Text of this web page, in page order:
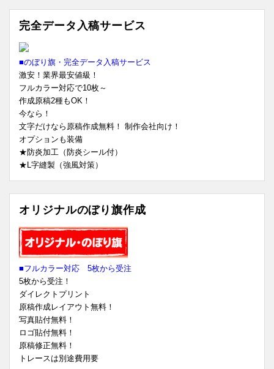
リ
ー
完全データ入稿サービス
■のぼり旗・完全データ入稿サービス
激安！業界最安値級！
フルカラー対応で10枚～
作成原稿2種もOK！
今なら！
文字だけなら原稿作成無料！ 制作会社向け！
オプションも装備
★防炎加工（防炎シール付）
★L字縫製（強風対策）
オリジナルのぼり旗作成
■フルカラー対応 5枚から受注
5枚から受注！
ダイレクトプリント
原稿作成レイアウト無料！
写真貼付無料！
ロゴ貼付無料！
原稿修正無料！
トレースは別途費用要